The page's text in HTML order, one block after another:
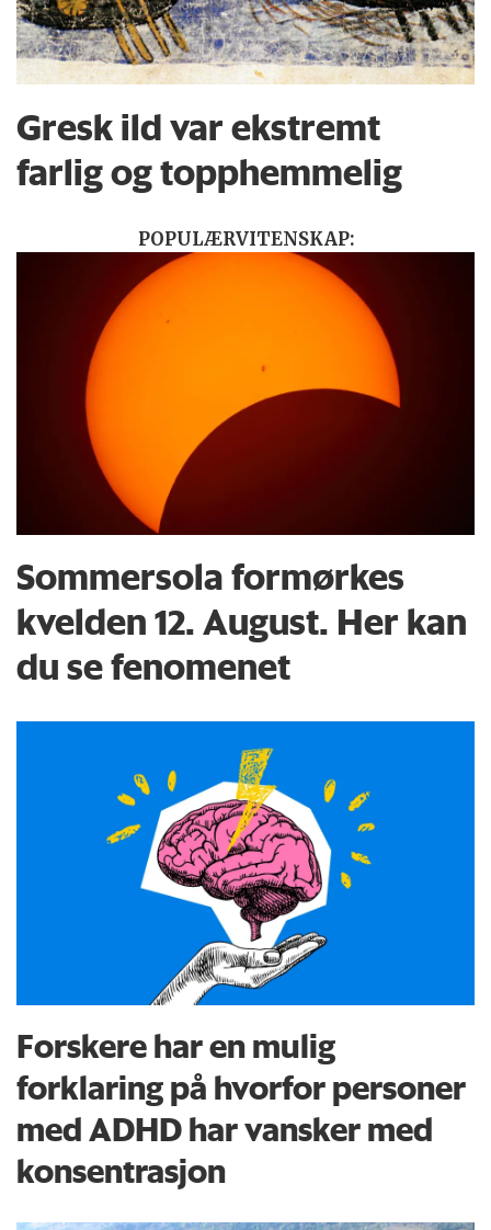
Gresk ild var ekstremt
farlig og topphemmelig
POPULÆRVITENSKAP:
Sommersola formørkes
kvelden 12. August. Her kan
du se fenomenet
Forskere har en mulig
forklaring på hvorfor personer
med ADHD har vansker med
konsentrasjon